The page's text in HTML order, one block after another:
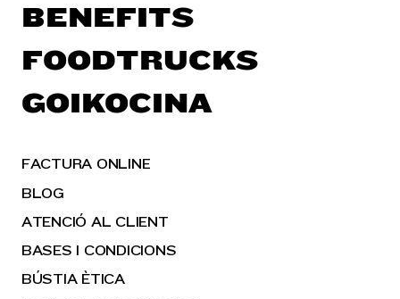
BENEFITS
FOODTRUCKS
GOIKOCINA
FACTURA ONLINE
BLOG
ATENCIÓ AL CLIENT
BASES I CONDICIONS
BÚSTIA ÈTICA